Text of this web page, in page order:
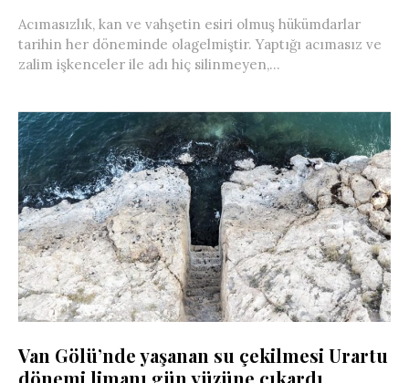
Acımasızlık, kan ve vahşetin esiri olmuş hükümdarlar
tarihin her döneminde olagelmiştir. Yaptığı acımasız ve
zalim işkenceler ile adı hiç silinmeyen,...
Van Gölü’nde yaşanan su çekilmesi Urartu
dönemi limanı gün yüzüne çıkardı